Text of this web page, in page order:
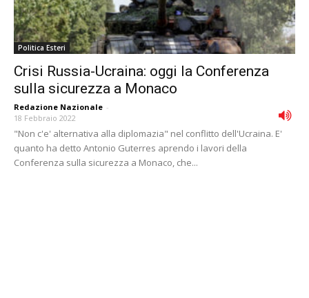
Politica Esteri
Crisi Russia-Ucraina: oggi la Conferenza
sulla sicurezza a Monaco
Redazione Nazionale -
18 Febbraio 2022
"Non c'e' alternativa alla diplomazia" nel conflitto dell'Ucraina. E'
quanto ha detto Antonio Guterres aprendo i lavori della
Conferenza sulla sicurezza a Monaco, che...